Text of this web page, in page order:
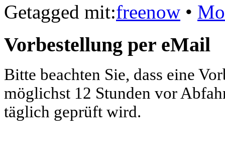
Getagged mit:freenow •
Vorbestellung per eMail
Bitte beachten Sie, dass eine
möglichst 12 Stunden vor
täglich geprüft wird.